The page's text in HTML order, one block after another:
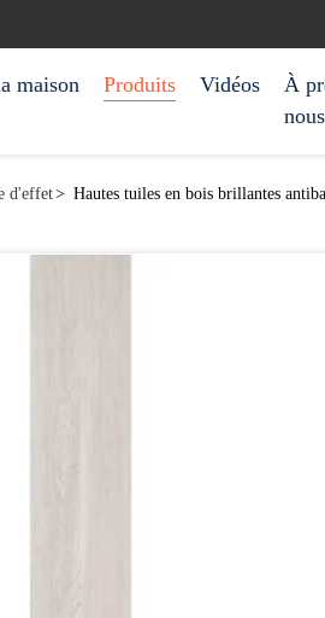
maison Produits Vidéos
À
nous
d'effet> Hautes tuiles en bois brillantes